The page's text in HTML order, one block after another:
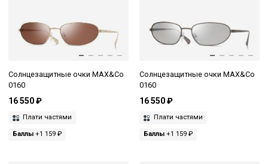
Солнцезащитные очки MAX&Co
0160
16 550 ₽
Плати частями
Баллы +1 159 ₽
Солнцезащитные очки MAX&Co
0160
16 550 ₽
Плати частями
Баллы+1 159 ₽